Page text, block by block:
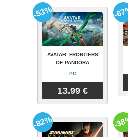
AVATAR: FRONTIERS
OF PANDORA
PC
13.99 €
-53% -
-82% -